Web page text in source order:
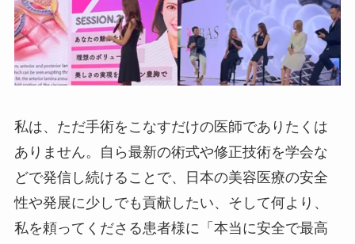
私は、ただ手術をこなすだけの医師でありたくは
ありません。自ら最新の術式や修正技術を学会な
どで発信し続けることで、日本の美容医療の安全
性や発展に少しでも貢献したい、そして何より、
私を頼ってくださる患者様に「本当に安全で最高